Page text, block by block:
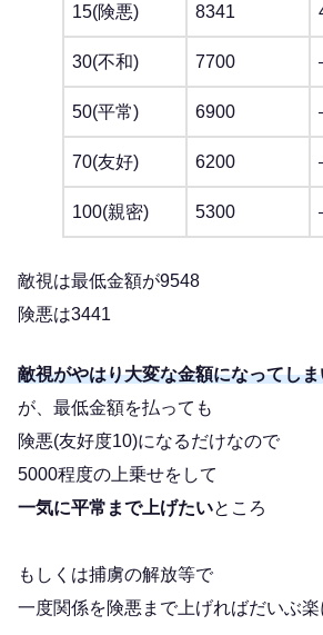
15(険悪) 8341
30(不和) 7700
50(平常) 6900
70(友好) 6200
100(親密) 5300
敵視は最低金額が9548
険悪は3441
敵視がやはり大変な金額になってし
が、最低金額を払っても
険悪(友好度10)になるだけなので
5000程度の上乗せをして
一気に平常まで上げたいところ
もしくは捕虜の解放等で
一度関係を険悪まで上げればだいぶ